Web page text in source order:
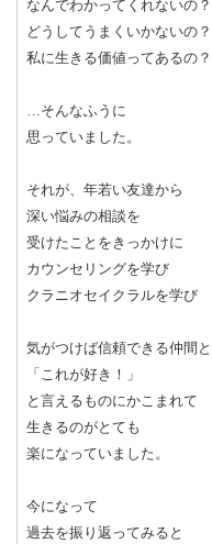
なんでわかってくれないの？
どうしてうまくいかないの？
私に生きる価値ってあるの？
…そんなふうに
思っていました。
それが、年若い友達から
深い悩みの相談を
受けたことをきっかけに
カウンセリングを学び
クラニオセイクラルを学び
気がつけば信頼できる仲間と
「これが好き！」
と言えるものにかこまれて
生きるのがとても
楽になっていました。
今になって
過去を振り返ってみると